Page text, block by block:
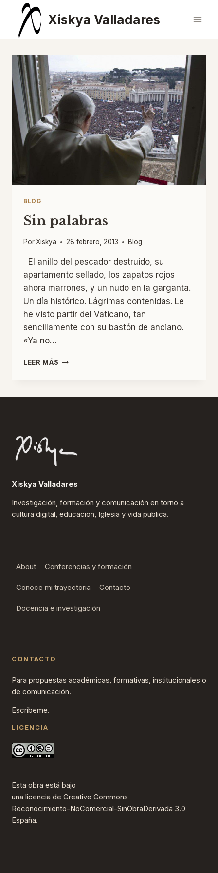
Saltar
contenido
Xiskya Valladares
BLOG
Sin palabras
PorXiskya 28 febrero, 2013 Blog
El anillo del pescador destruido, su
apartamento sellado, los zapatos rojos
ahora marrones, y un nudo en la garganta.
Un día histórico. Lágrimas contenidas. Le
he visto partir del Vaticano, tan
sencillamente con su bastón de anciano.
«Ya no…
LEER MÁS SIN
Xiskya Valladares
Investigación, formación y comunicación en torno a
cultura digital, educación, Iglesia y vida pública.
About Conferencias y formación
Conoce mi trayectoria Contacto
Docencia e investigación
CONTACTO
Para propuestas académicas, formativas, institucionales o
de comunicación.
Escríbeme.
LICENCIA
Esta obra está bajo
una licencia de Creative Commons
Reconocimiento-NoComercial-SinObraDerivada 3.0
España.